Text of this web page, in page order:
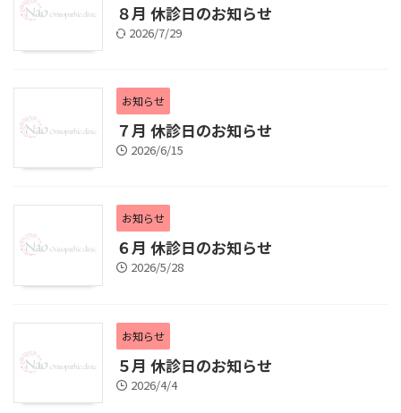
８月 休診日のお知らせ
2026/7/29
お知らせ
７月 休診日のお知らせ
2026/6/15
お知らせ
６月 休診日のお知らせ
2026/5/28
お知らせ
５月 休診日のお知らせ
2026/4/4